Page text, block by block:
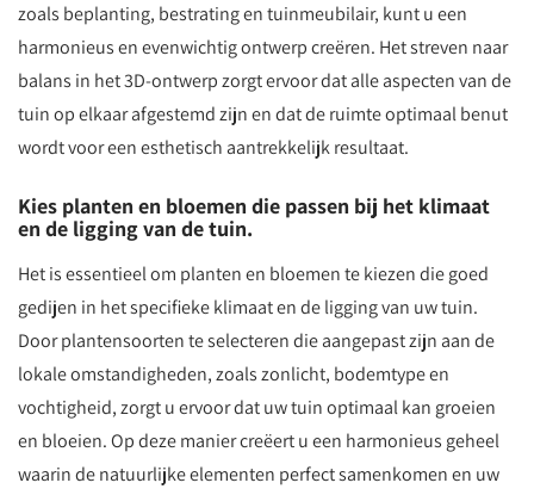
zoals beplanting, bestrating en tuinmeubilair, kunt u een
harmonieus en evenwichtig ontwerp creëren. Het streven naar
balans in het 3D-ontwerp zorgt ervoor dat alle aspecten van de
tuin op elkaar afgestemd zijn en dat de ruimte optimaal benut
wordt voor een esthetisch aantrekkelijk resultaat.
Kies planten en bloemen die passen bij het klimaat
en de ligging van de tuin.
Het is essentieel om planten en bloemen te kiezen die goed
gedijen in het specifieke klimaat en de ligging van uw tuin.
Door plantensoorten te selecteren die aangepast zijn aan de
lokale omstandigheden, zoals zonlicht, bodemtype en
vochtigheid, zorgt u ervoor dat uw tuin optimaal kan groeien
en bloeien. Op deze manier creëert u een harmonieus geheel
waarin de natuurlijke elementen perfect samenkomen en uw